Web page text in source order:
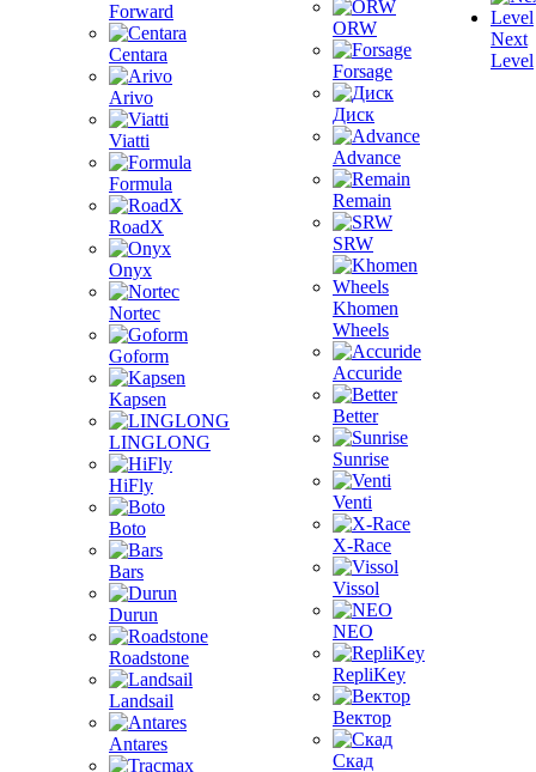
Forward
Centara
Arivo
Viatti
Formula
RoadX
Onyx
Nortec
Goform
Kapsen
LINGLONG
HiFly
Boto
Bars
Durun
Roadstone
Landsail
Antares
ORW
Forsage
Диск
Advance
Remain
SRW
Khomen
Wheels
Accuride
Better
Sunrise
Venti
X-Race
Vissol
NEO
RepliKey
Вектор
Скад
Next
Level